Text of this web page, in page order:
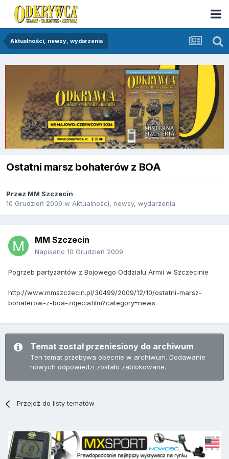
Aktualności, newsy, wydarzenia
Ostatni marsz bohaterów z BOA
Przez MM Szczecin
10 Grudzień 2009 w Aktualności, newsy, wydarzenia
MM Szczecin
Napisano 10 Grudzień 2009
Pogrzeb partyzantów z Bojowego Oddziału Armii w Szczecinie
http://www.mmszczecin.pl/30499/2009/12/10/ostatni-marsz-
bohaterow-z-boa-zdjeciafilm?category=news
Temat został przeniesiony do archiwum
Ten temat przebywa obecnie w archiwum. Dodawanie
nowych odpowiedzi zostało zablokowane.
Przejdź do listy tematów